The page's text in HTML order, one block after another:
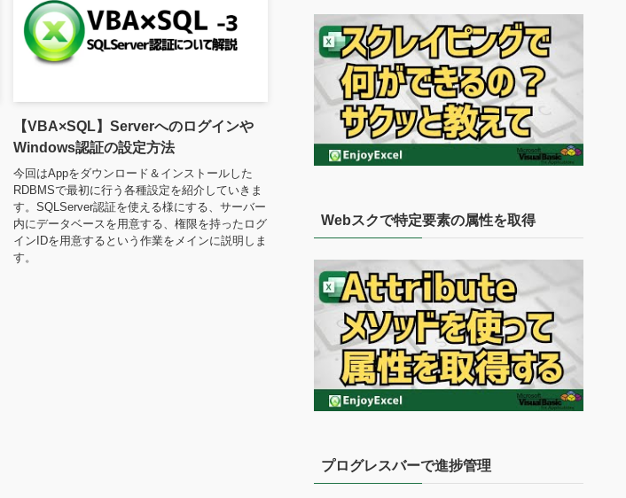
【VBA×SQL】Serverへのログインや
Windows認証の設定方法
今回はAppをダウンロード＆インストールした
RDBMSで最初に行う各種設定を紹介していきま
す。SQLServer認証を使える様にする、サーバー
内にデータベースを用意する、権限を持ったログ
インIDを用意するという作業をメインに説明しま
す。
Webスクで特定要素の属性を取得
プログレスバーで進捗管理